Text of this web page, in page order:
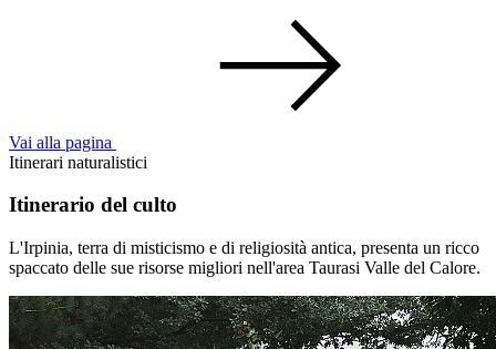
Vai alla pagina
Itinerari naturalistici
Itinerario del culto
L'Irpinia, terra di misticismo e di religiosità antica, presenta un ricco
spaccato delle sue risorse migliori nell'area Taurasi Valle del Calore.